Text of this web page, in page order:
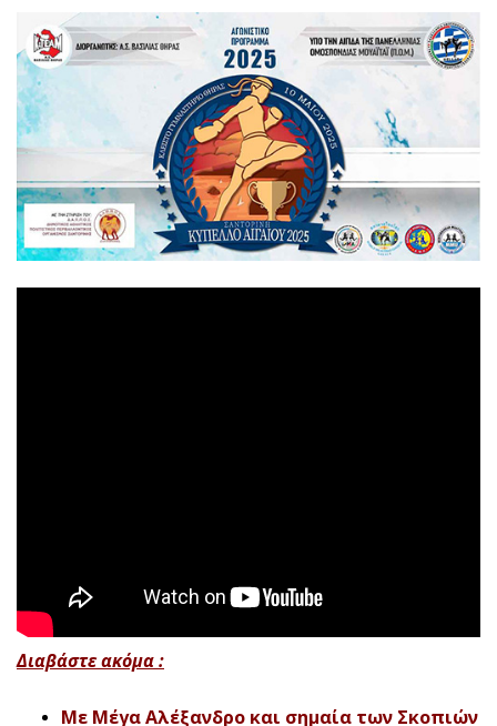
Διαβάστε ακόμα :
Με Μέγα Αλέξανδρο και σημαία των Σκοπιών